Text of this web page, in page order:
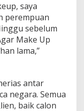
saya
perempuan
sebelum
Make Up
lama,”
antar
negara. Semua
baik calon